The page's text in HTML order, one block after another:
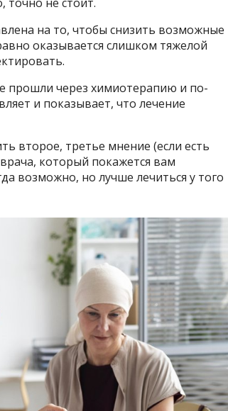
на то, чтобы снизить возможные
оказывается слишком тяжелой
прошли через химиотерапию и по-
и показывает, что лечение
второе, третье мнение (если есть
который покажется вам
возможно, но лучше лечиться у того